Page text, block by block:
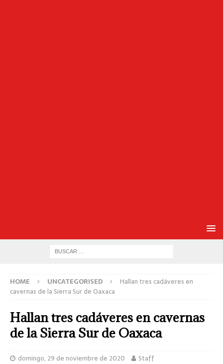
HOME UNCATEGORISED
Hallan tres cadáveres en
cavernas de la Sierra Sur de Oaxaca
Hallan tres cadáveres en cavernas
de la Sierra Sur de Oaxaca
domingo, 29 de noviembre de 2020 Staff